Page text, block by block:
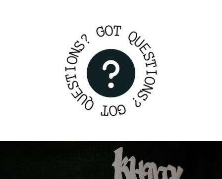
G
O
T
Q
U
E
S
T
I
O
N
S?GOTQ
U
E
S
T
I
O
N
S
?